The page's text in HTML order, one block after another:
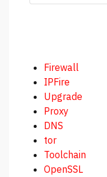
Firewall
IPFire
Upgrade
Proxy
DNS
tor
Toolchain
OpenSSL